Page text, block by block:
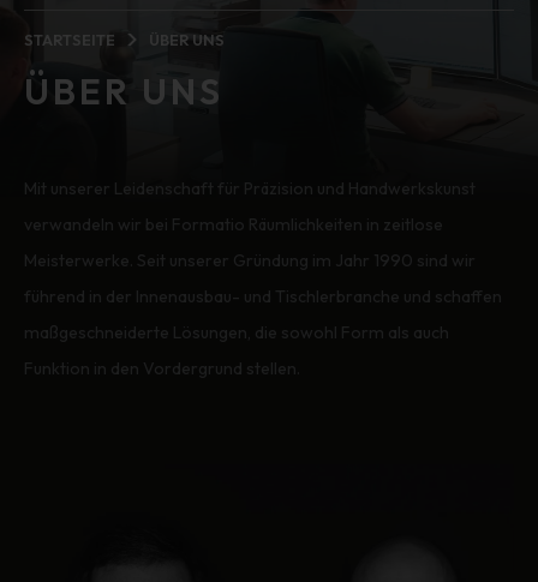
STARTSEITE ÜBER UNS
ÜBER UNS
Mit unserer Leidenschaft für Präzision und Handwerkskunst
verwandeln wir bei Formatio Räumlichkeiten in zeitlose
Meisterwerke. Seit unserer Gründung im Jahr 1990 sind wir
führend in der Innenausbau- und Tischlerbranche und schaffen
maßgeschneiderte Lösungen, die sowohl Form als auch
Funktion in den Vordergrund stellen.